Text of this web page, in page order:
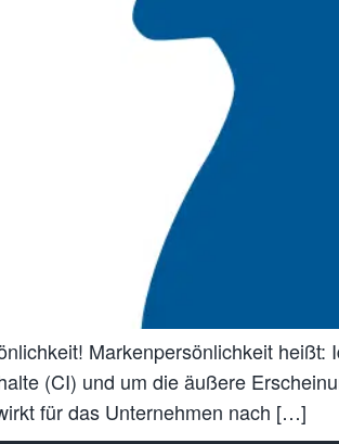
Markenpersönlichkeit heißt:
(CI) und um die äußere
für das Unternehmen nach […]